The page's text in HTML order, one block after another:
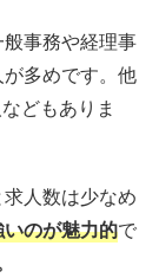
般事務や経理事
多めです。他
どもありま
人数は少なめ
のが魅力的で